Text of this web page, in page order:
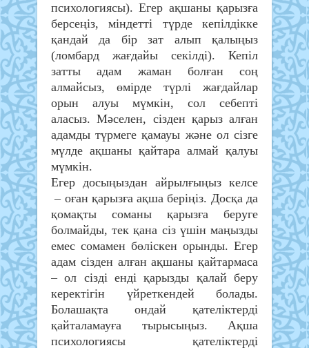
психологиясы). Егер ақшаны қарызға
берсеңіз, міндетті түрде кепілдікке
қандай да бір зат алып қалыңыз
(ломбард жағдайы секілді). Кепіл
затты адам жаман болған соң
алмайсыз, өмірде түрлі жағдайлар
орын алуы мүмкін, сол себепті
аласыз. Мәселен, сізден қарыз алған
адамды түрмеге қамауы және ол сізге
мүлде ақшаны қайтара алмай қалуы
мүмкін.
Егер досыңыздан айрылғыңыз келсе
– оған қарызға ақша беріңіз. Досқа да
қомақты соманы қарызға беруге
болмайды, тек қана сіз үшін маңызды
емес сомамен бөліскен орынды. Егер
адам сізден алған ақшаны қайтармаса
– ол сізді енді қарызды қалай беру
керектігін үйреткендей болады.
Болашақта ондай қателіктерді
қайталамауға тырысыңыз. Ақша
психологиясы қателіктерді